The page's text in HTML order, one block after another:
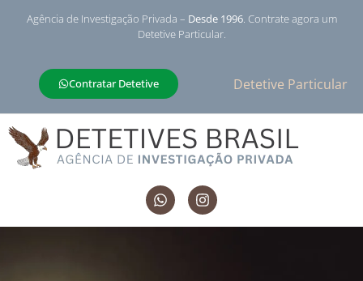
Agência de Investigação Privada – Desde 1996. Contrate agora um
Detetive Particular.
Contratar Detetive Detetive Particular